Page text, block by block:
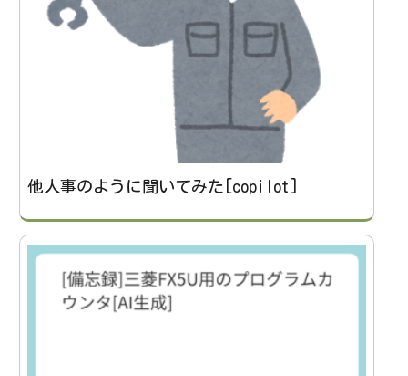
他人事のように聞いてみた[copilot]